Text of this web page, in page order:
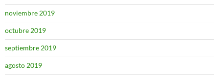
noviembre 2019
octubre 2019
septiembre 2019
agosto 2019